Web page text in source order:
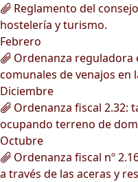
Reglamento del
hostelería y turismo.
Febrero
Ordenanza reguladora
comunales de venajos en
Diciembre
Ordenanza fiscal 2.32:
ocupando terreno de
Octubre
Ordenanza fiscal nº
a través de las aceras y